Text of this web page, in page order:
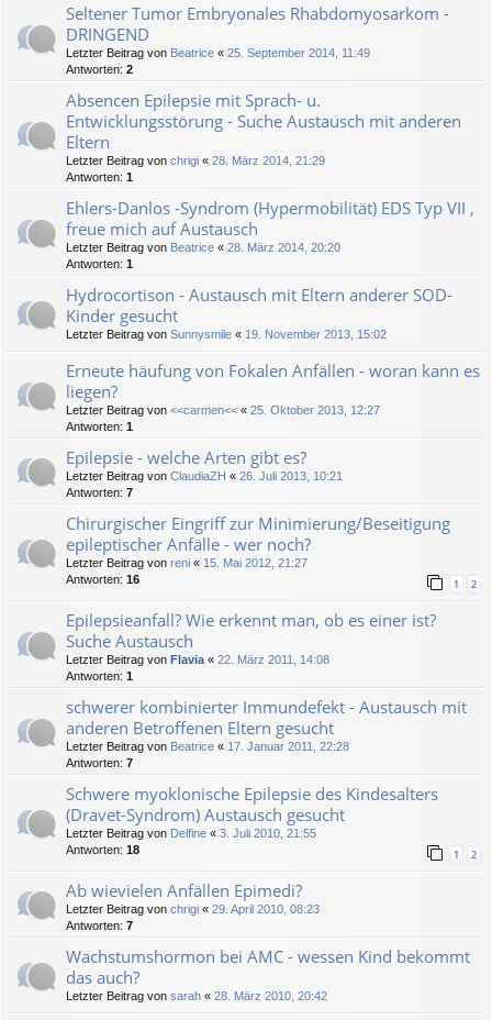
Seltener Tumor Embryonales Rhabdomyosarkom -
DRINGEND
Letzter Beitrag von Beatrice « 25. September 2014, 11:49
Antworten: 2
Absencen Epilepsie mit Sprach- u.
Entwicklungsstörung - Suche Austausch mit anderen
Eltern
Letzter Beitrag von chrigi « 28. März 2014, 21:29
Antworten: 1
Ehlers-Danlos -Syndrom (Hypermobilität) EDS Typ VII ,
freue mich auf Austausch
Letzter Beitrag von Beatrice « 28. März 2014, 20:20
Antworten: 1
Hydrocortison - Austausch mit Eltern anderer SOD-
Kinder gesucht
Letzter Beitrag von Sunnysmile « 19. November 2013, 15:02
Erneute häufung von Fokalen Anfällen - woran kann es
liegen?
Letzter Beitrag von <<carmen<< « 25. Oktober 2013, 12:27
Antworten: 1
Epilepsie - welche Arten gibt es?
Letzter Beitrag von ClaudiaZH « 26. Juli 2013, 10:21
Antworten: 7
Chirurgischer Eingriff zur Minimierung/Beseitigung
epileptischer Anfälle - wer noch?
Letzter Beitrag von reni « 15. Mai 2012, 21:27
Antworten: 16 1 2
Epilepsieanfall? Wie erkennt man, ob es einer ist?
Suche Austausch
Letzter Beitrag von Flavia « 22. März 2011, 14:08
Antworten: 1
schwerer kombinierter Immundefekt - Austausch mit
anderen Betroffenen Eltern gesucht
Letzter Beitrag von Beatrice « 17. Januar 2011, 22:28
Antworten: 7
Schwere myoklonische Epilepsie des Kindesalters
(Dravet-Syndrom) Austausch gesucht
Letzter Beitrag von Delfine « 3. Juli 2010, 21:55
Antworten: 18 1 2
Ab wievielen Anfällen Epimedi?
Letzter Beitrag von chrigi « 29. April 2010, 08:23
Antworten: 7
Wachstumshormon bei AMC - wessen Kind bekommt
das auch?
Letzter Beitrag von sarah « 28. März 2010, 20:42